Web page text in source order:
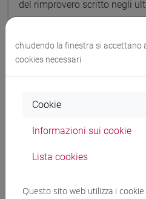
del rimprovero scritto negli
Prove:
La selezione dei candidati
a) Valutazione delle
b) Un colloquio vertente
e competenze esplicitate
la conoscenza della lingua
svolgersi anche in modalità
chiudendo la finestra si accettano
cookies necessari
Cookie
Informazioni sui cookie
Lista cookies
Questo sito web utilizza i cookie